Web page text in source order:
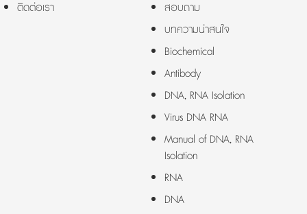
ติดต่อเรา
สอบถาม
บทความน่าสนใจ
Biochemical
Antibody
DNA, RNA Isolation
Virus DNA RNA
Manual of DNA, RNA
Isolation
RNA
DNA